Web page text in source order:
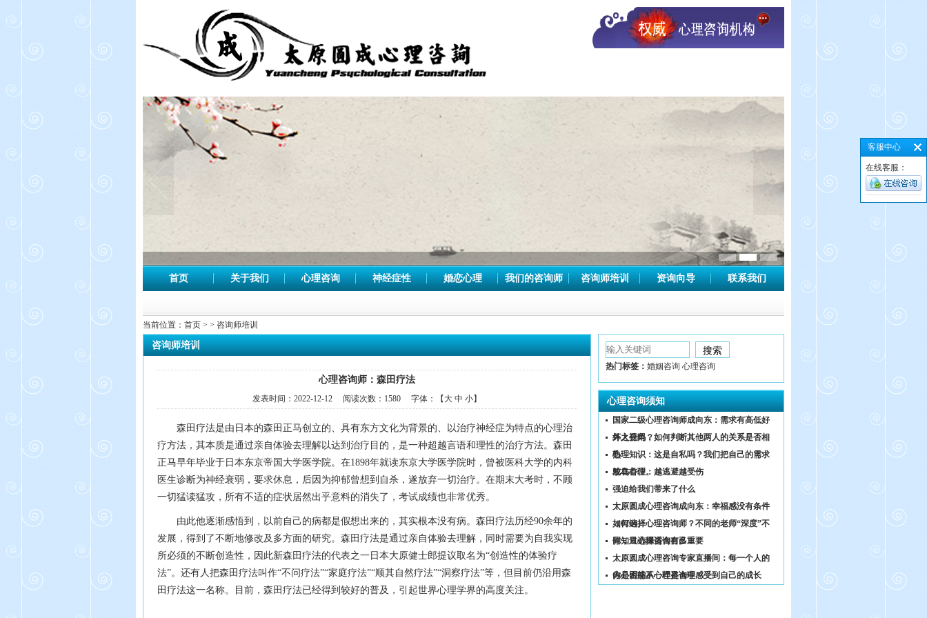
首页 关于我们 心理咨询 神经症性 婚恋心理 我们的咨询师 咨询师培训 资询向导 联系我们
当前位置： 首页 > > 咨询师培训
热门标签： 婚姻咨询 心理咨询
心理咨询须知
国家二级心理咨询师成向东：需求有高低好
坏之分吗？
外人视角，如何判断其他两人的关系是否相
熟
心理知识：这是自私吗？我们把自己的需求
放在首位。
鸵鸟心理：越逃避越受伤
强迫给我们带来了什么
太原圆成心理咨询成向东：幸福感没有条件
（0204）
如何选择心理咨询师？不同的老师“深度”不
同，只选择适合自己
你知道心理咨询有多重要
太原圆成心理咨询专家直播间：每一个人的
内心困惑不一样是合理
你是否能从心理咨询中感受到自己的成长
咨询师培训
心理咨询师：森田疗法
发表时间： 2022-12-12 阅读次数： 1580 字体：【 大 中 小】
森田疗法是由日本的森田正马创立的、具有东方文化为背景的、以治疗神经症为特点的心理治
疗方法，其本质是通过亲自体验去理解以达到治疗目的，是一种超越言语和理性的治疗方法。 森田
正马早年毕业于日本东京帝国大学医学院。在1898年就读东京大学医学院时，曾被 医科大学的内科
医生诊断为神经衰弱，要求休息，后因为抑郁曾想到自杀，遂放弃一切治疗。 在期末大考时，不顾
一切猛读猛攻，所有不适的症状居然出乎意料的消失了，考试成绩也非常优秀。
由此他逐渐感悟到，以前自己的病都是假想出来的，其实根本没有病。森田疗法历经90余年的
发展，得到了不断地修改及多方面的研究。森田疗法是通过亲自体验去理解，同时需要为自我实现
所必须的不断创造性，因此新森田疗法的代表之一日本大原健士郎提议取名 为“创造性的体验疗
法”。还有人把森田疗法叫作“不问疗法”“家庭疗法”“顺其自然疗法”“洞察疗法”等，但目前仍沿用森
田疗法这一名称。目前，森田疗法已经得到较好的普及，引起世界心理学界的高度关注。
客服中心
在线客服：